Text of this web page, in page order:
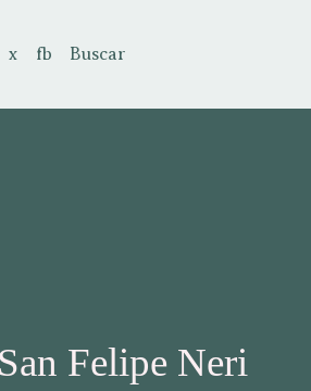
x fb Buscar
Felipe Neri